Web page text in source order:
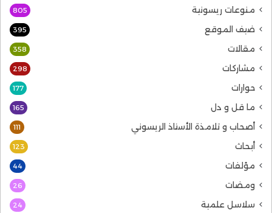
منوعات ريسونية 805
ضيف الموقع 395
مقالات 358
مشاركات 298
حوارات 177
ما قل و دل 165
أصحاب و تلامذة الأستاذ الريسوني 111
أبحاث 123
مؤلفات 44
ومضات 26
سلاسل علمية 24